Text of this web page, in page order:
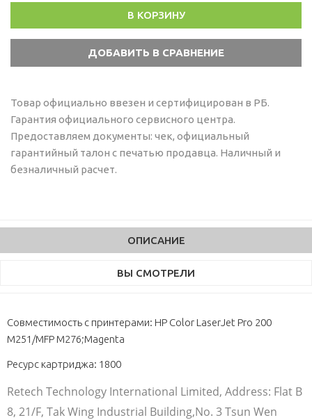
В КОРЗИНУ
Товар официально ввезен и сертифицирован в РБ.
Гарантия официального сервисного центра.
Предоставляем документы: чек, официальный
гарантийный талон с печатью продавца. Наличный и
безналичный расчет.
ОПИСАНИЕ
ВЫ СМОТРЕЛИ
Совместимость с принтерами: HP Color LaserJet Pro 200
M251/MFP M276;Magenta
Ресурс картриджа: 1800
Retech Technology International Limited, Address: Flat B
8, 21/F, Tak Wing Industrial Building,No. 3 Tsun Wen